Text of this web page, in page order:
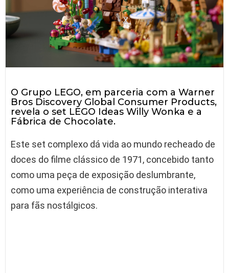
O Grupo LEGO, em parceria com a Warner
Bros Discovery Global Consumer Products,
revela o set LEGO Ideas Willy Wonka e a
Fábrica de Chocolate.
Este set complexo dá vida ao mundo recheado de
doces do filme clássico de 1971, concebido tanto
como uma peça de exposição deslumbrante,
como uma experiência de construção interativa
para fãs nostálgicos.